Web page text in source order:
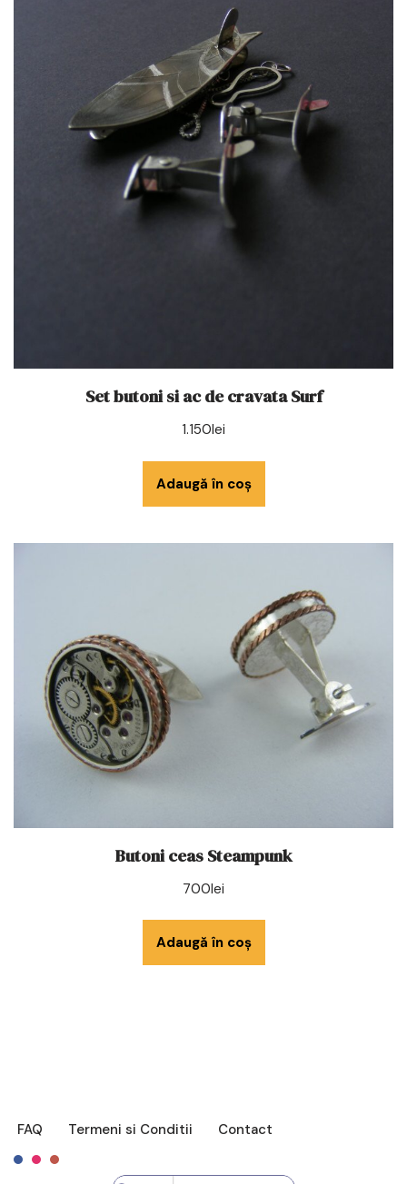
Set butoni si ac de cravata Surf
1.150lei
Adaugă în coș
Butoni ceas Steampunk
700lei
Adaugă în coș
FAQ Termeni si Conditii Contact